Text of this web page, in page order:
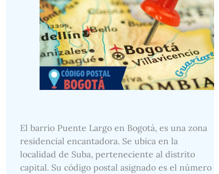
El barrio Puente Largo en Bogotá, es una zona
residencial encantadora. Se ubica en la
localidad de Suba, perteneciente al distrito
capital. Su código postal asignado es el número